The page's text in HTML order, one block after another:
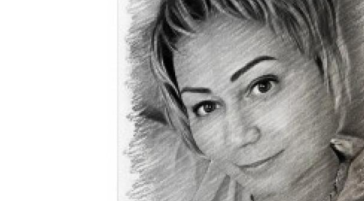
Литровые бутылки Бутылки для цветов